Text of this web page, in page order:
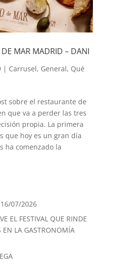
MAR MADRID – DANI
| Carrusel, General, Qué
sobre el restaurante de
que va a perder las tres
propia. La primera
que hoy es un gran día
ha comenzado la
16/07/2026
EL FESTIVAL QUE RINDE
EN LA GASTRONOMÍA